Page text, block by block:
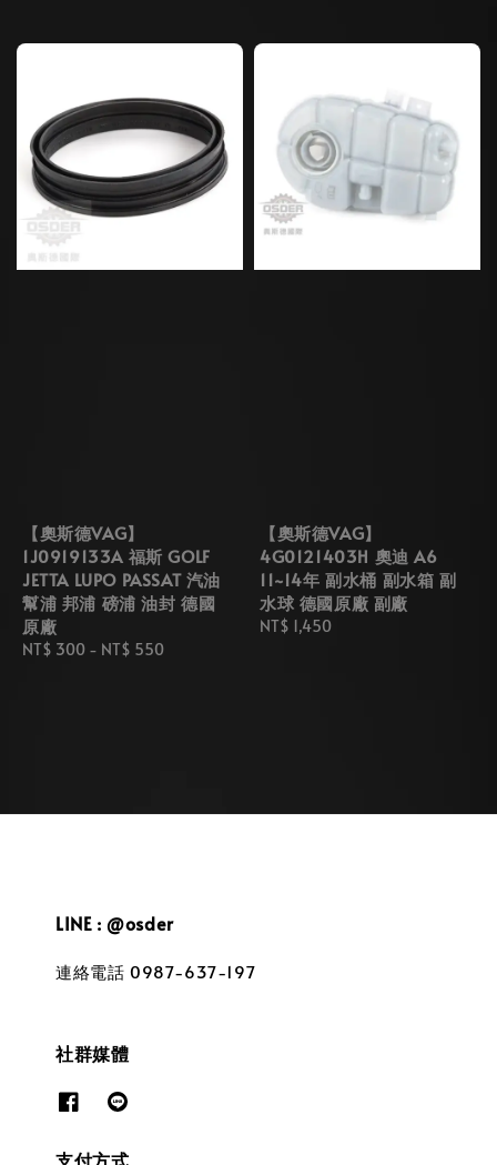
【奧斯德VAG】
1J0919133A 福斯 GOLF
JETTA LUPO PASSAT 汽油
幫浦 邦浦 磅浦 油封 德國
原廠
Regular
NT$ 300 - NT$ 550
【奧斯德VAG】
4G0121403H 奧迪 A6
11~14年 副水桶 副水箱 副
水球 德國原廠 副廠
Regular
NT$ 1,450
LINE : @osder
連絡電話 0987-637-197
社群媒體
支付方式